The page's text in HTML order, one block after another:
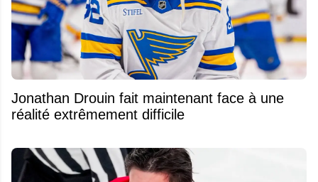
Jonathan Drouin fait maintenant face à une
réalité extrêmement difficile